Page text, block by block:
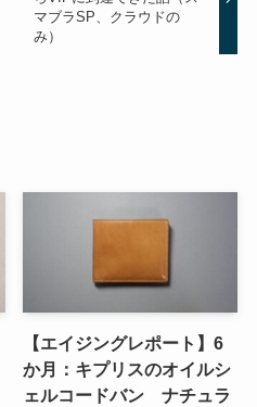
マブラSP、クラウドの
み）
【エイジングレポート】6
か月：キプリスのオイルシ
ェルコードバン ナチュラ